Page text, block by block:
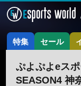
特集 セール
ぷよぷよeス
SEASON4 神